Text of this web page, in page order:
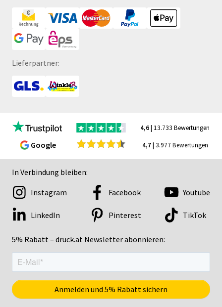
Lieferpartner:
4,6| 13.733 Bewertungen
Google 4,7| 3.977 Bewertungen
In Verbindung bleiben:
5% Rabatt – druck.at Newsletter abonnieren:
Instagram Facebook Youtube
LinkedIn Pinterest TikTok